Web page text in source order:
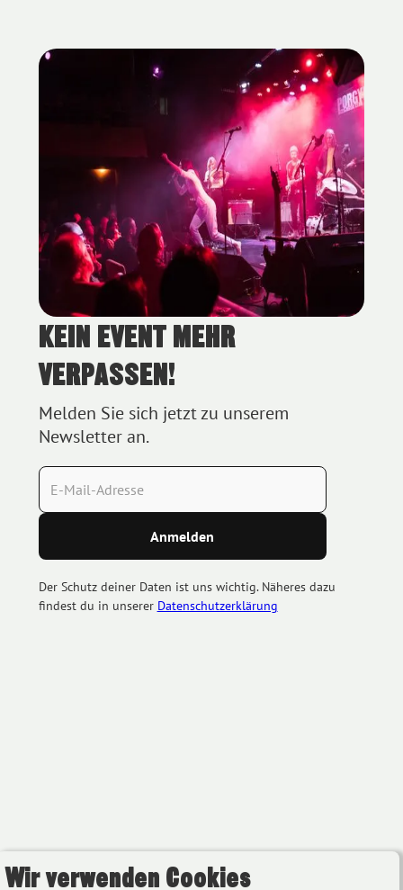
Wir verwenden Cookies
KEIN EVENT MEHR
VERPASSEN!
Melden Sie sich jetzt zu unserem
Newsletter an.
Der Schutz deiner Daten ist uns wichtig. Näheres dazu
findest du in unserer Datenschutzerklärung
Blue Bird Festival 2023 - Foto (c) Hanna Pribitzer